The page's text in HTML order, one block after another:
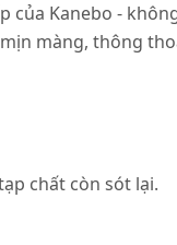
của Kanebo -
màng, thông
chất còn sót lại.